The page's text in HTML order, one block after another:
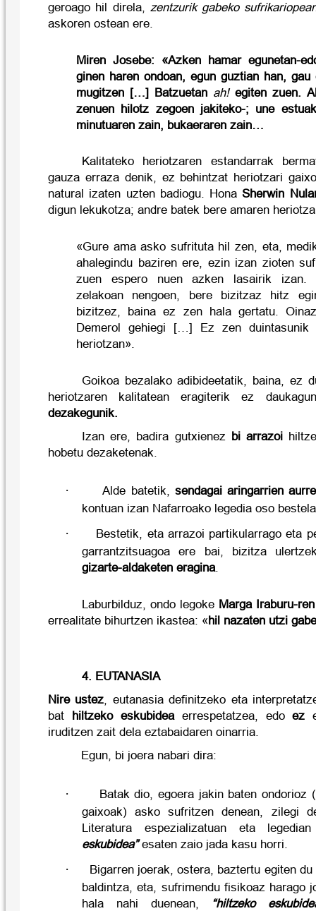
geroago hil direla, zentzurik gabeko
askoren ostean ere.
Miren Josebe: «Azken hamar egunetan-
ginen haren ondoan, egun guztian han,
mugitzen […] Batzuetan ah!egiten zuen.
zenuen hilotz zegoen jakiteko-; une
minutuaren zain, bukaeraren zain…
Kalitateko heriotzaren estandarrak
gauza erraza denik, ez behintzat heriotzari
natural izaten uzten badiogu. Hona Sherwin
digun lekukotza; andre batek bere amaren
«Gure ama asko sufrituta hil zen, eta,
ahalegindu baziren ere, ezin izan zioten
zuen espero nuen azken lasairik izan.
zelakoan nengoen, bere bizitzaz hitz
bizitzez, baina ez zen hala gertatu.
Demerol gehiegi […] Ez zen duintasunik
heriotzan».
Goikoa bezalako adibideetatik, baina, ez
heriotzaren kalitatean eragiterik ez
dezakegunik.
Izan ere, badira gutxienez bi arrazoi
hobetu dezaketenak.
· Alde batetik, sendagai aringarrien
kontuan izan Nafarroako legedia oso
·
Bestetik, eta arrazoi partikularrago eta
garrantzitsuagoa ere bai, bizitza
gizarte-aldaketen eragina.
Laburbilduz, ondo legoke Marga Iraburu-ren
errealitate bihurtzen ikastea: «hil nazaten utzi
4. EUTANASIA
Nire ustez, eutanasia definitzeko eta
bat hiltzeko eskubideaerrespetatzea, edoez
iruditzen zait dela eztabaidaren oinarria.
Egun, bi joera nabari dira:
·
Batak dio, egoera jakin baten ondorioz
gaixoak) asko sufritzen denean, zilegi
Literatura espezializatuan eta
eskubidea”esaten zaio jada kasu horri.
·
Bigarren joerak, ostera, baztertu egiten
baldintza, eta, sufrimendu fisikoaz harago
hala nahi duenean,
“hiltzeko